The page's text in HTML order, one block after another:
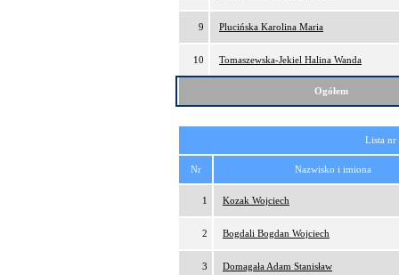
9 Plucińska Karolina Maria
10 Tomaszewska-Jekiel Halina Wanda
Ogółem
Lista
Nr Nazwisko i imiona
1 Kozak Wojciech
2 Bogdali Bogdan Wojciech
3 Domagała Adam Stanisław